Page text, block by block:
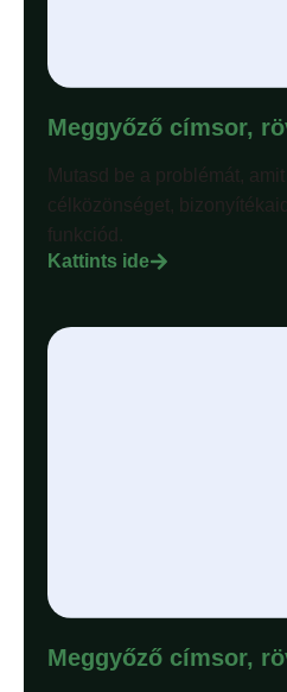
Meggyőző címsor,
Mutasd be a problémát,
célközönséget,
funkciód.
Kattints ide
Meggyőző címsor,